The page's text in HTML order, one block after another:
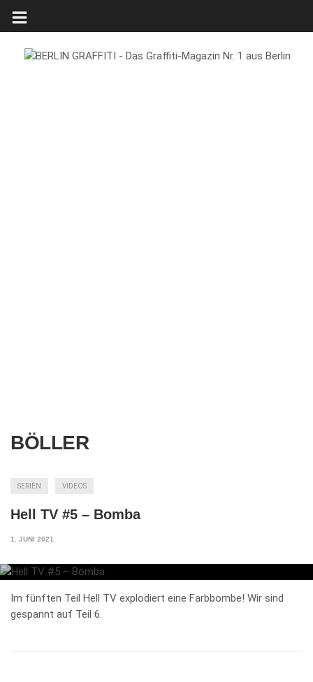
BÖLLER
SERIEN VIDEOS
Hell TV #5 – Bomba
1. JUNI 2021
Im fünften Teil Hell TV explodiert eine Farbbombe! Wir sind
gespannt auf Teil 6.